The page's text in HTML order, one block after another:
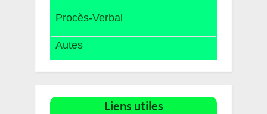
Procès-Verbal
Autes
Liens utiles​